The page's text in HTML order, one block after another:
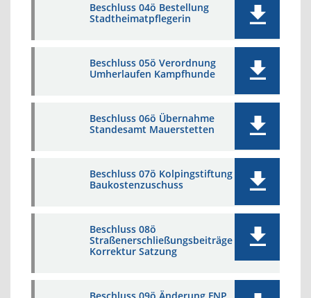
Beschluss 04ö Bestellung
Stadtheimatpflegerin
Beschluss 05ö Verordnung
Umherlaufen Kampfhunde
Beschluss 06ö Übernahme
Standesamt Mauerstetten
Beschluss 07ö Kolpingstiftung
Baukostenzuschuss
Beschluss 08ö
Straßenerschließungsbeiträge
Korrektur Satzung